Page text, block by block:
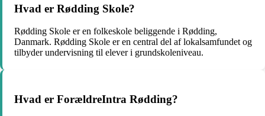
Hvad er Rødding Skole?
Rødding Skole er en folkeskole beliggende i Rødding,
Danmark. Rødding Skole er en central del af lokalsamfundet og
tilbyder undervisning til elever i grundskoleniveau.
Hvad er ForældreIntra Rødding?